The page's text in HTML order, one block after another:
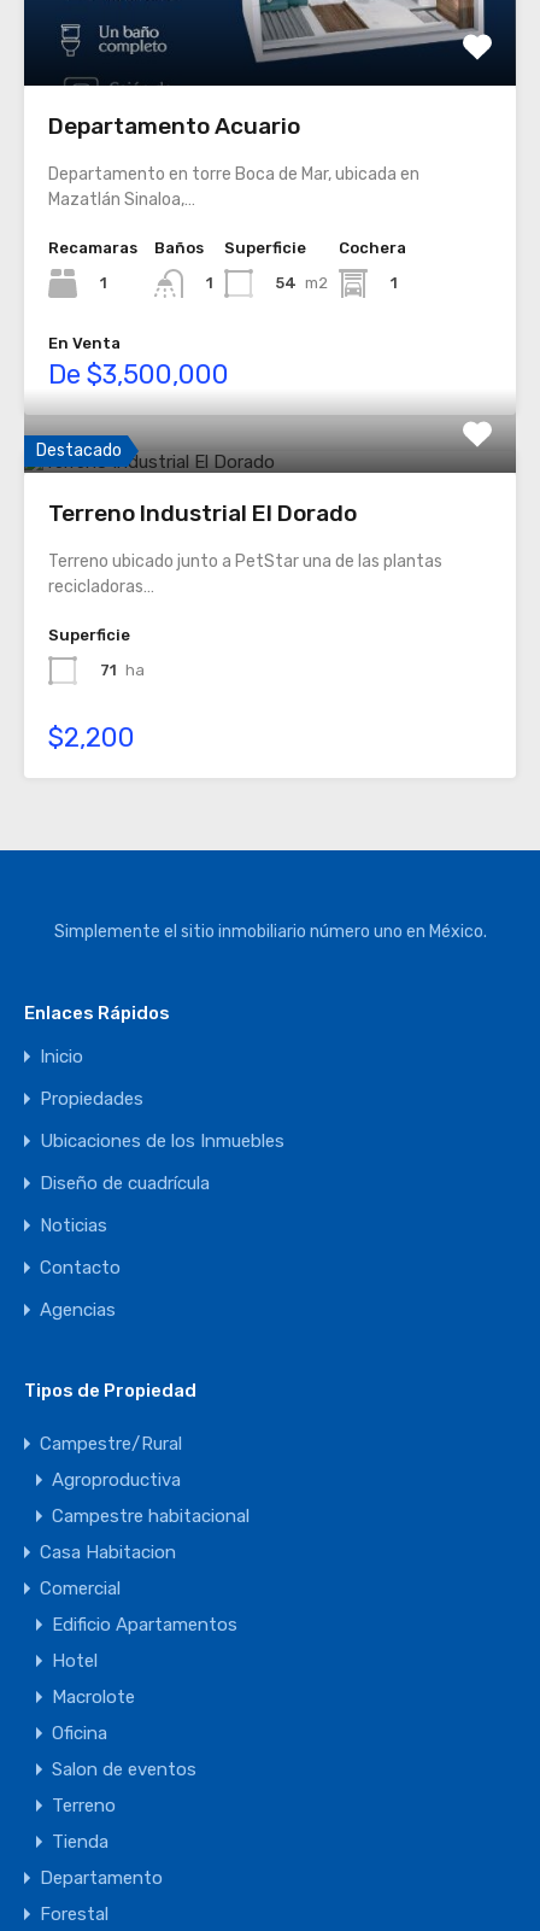
Departamento Acuario
Departamento en torre Boca de Mar, ubicada en
Mazatlán Sinaloa,…
Recamaras
1
Baños
1
Superficie
54 m2
Cochera
1
En Venta
De $3,500,000
Destacado
Terreno Industrial El Dorado
Terreno ubicado junto a PetStar una de las plantas
recicladoras…
Superficie
71 ha
$2,200
Simplemente el sitio inmobiliario número uno en México.
Enlaces Rápidos
Inicio
Propiedades
Ubicaciones de los Inmuebles
Diseño de cuadrícula
Noticias
Contacto
Agencias
Tipos de Propiedad
Campestre/Rural
Agroproductiva
Campestre habitacional
Casa Habitacion
Comercial
Edificio Apartamentos
Hotel
Macrolote
Oficina
Salon de eventos
Terreno
Tienda
Departamento
Forestal